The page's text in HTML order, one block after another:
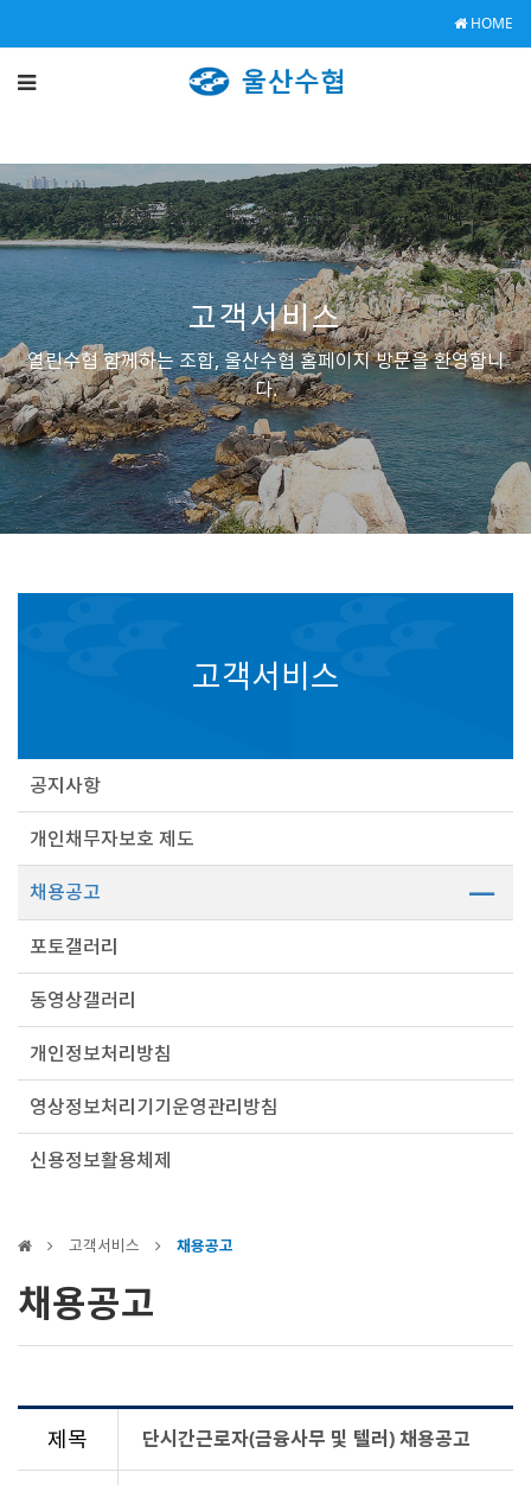
HOME
고객서비스
열린수협 함께하는 조합, 울산수협 홈페이지 방문을 환영합니
다.
고객서비스
공지사항
개인채무자보호 제도
채용공고
포토갤러리
동영상갤러리
개인정보처리방침
영상정보처리기기운영관리방침
신용정보활용체제
고객서비스 채용공고
채용공고
제목 단시간근로자(금융사무 및 텔러) 채용공고